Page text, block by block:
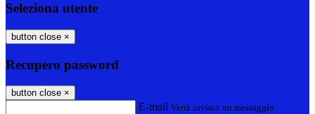
Seleziona utente
button close ×
Recupero password
button close ×
E-mail Verrà inviato un messaggio